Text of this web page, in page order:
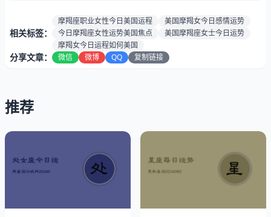
健康指
100%（完美五星，健康至臻）
速配星座:
双鱼座和射手
最佳时段:
相关标签：
摩羯座职业女性今日美国运程
美国摩羯女今日感情运势
今日摩羯座女性运势美国焦点
美国摩羯座女士今日运势
摩羯女今日运程如何美国
分享文章： 微信 微博 QQ 复制链接
推荐